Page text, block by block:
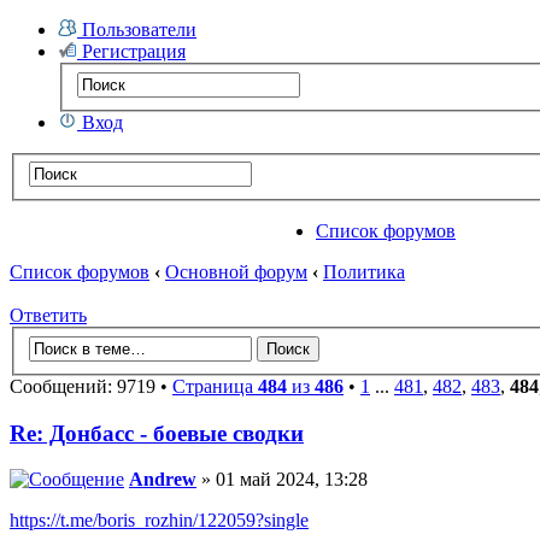
Пользователи
Регистрация
Вход
Список форумов
Список форумов ‹ Основной форум ‹ Политика
Ответить
Сообщений: 9719 • Страница 484 из 486 • 1 ... 481 , 482, 483, 484
Re: Донбасс - боевые сводки
Andrew » 01 май 2024, 13:28
https://t.me/boris_rozhin/122059?single